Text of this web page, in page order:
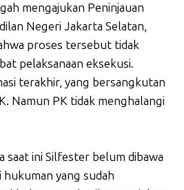
mengajukan Peninjauan
Negeri Jakarta Selatan,
proses tersebut tidak
pelaksanaan eksekusi.
terakhir, yang bersangkutan
Namun PK tidak menghalangi
saat ini Silfester belum dibawa
yang sudah